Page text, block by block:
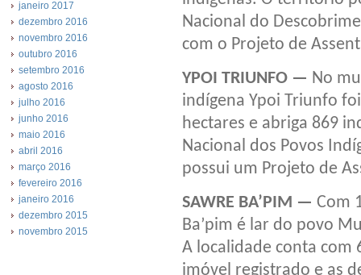
janeiro 2017
dezembro 2016
novembro 2016
outubro 2016
setembro 2016
agosto 2016
julho 2016
junho 2016
maio 2016
abril 2016
março 2016
fevereiro 2016
janeiro 2016
dezembro 2015
novembro 2015
Nacional do
com o Projeto de
YPOI TRIUNFO — No
indígena Ypoi Triunfo
hectares e abriga 869
Nacional dos Povos
possui um Projeto de
SAWRE BA’PIM — Com
Ba’pim é lar do povo
A localidade conta com
imóvel registrado e as